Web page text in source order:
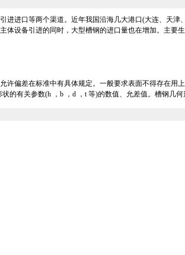
进进口等两个渠道。近年我国沿海几大港口(大连、天
体设备引进的同时，大型槽钢的进口量也在增加。主要
许偏差在标准中有具体规定。一般要求表面不得存在用
的有关参数(h ，b ，d ，t 等)的数值、允差值。槽钢几